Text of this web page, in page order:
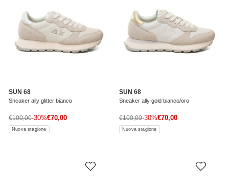
SUN 68
Sneaker ally glitter bianco
Prezzo di vendita
€70,00
Prezzo normale
€100,00-30%
Nuova stagione
SUN 68
Sneaker ally gold bianco/oro
Prezzo di vendita
€70,00
Prezzo normale
€100,00-30%
Nuova stagione